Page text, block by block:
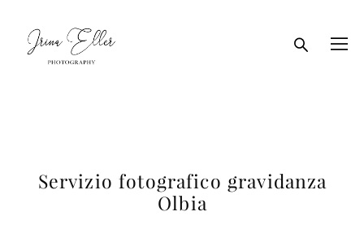
Servizio fotografico gravidanza
Olbia